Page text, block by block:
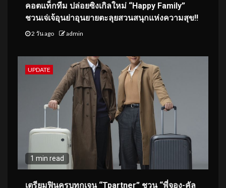
คอตแท็กทีม ปล่อยซิงเกิลใหม่ “Happy Family”
ชวนเจ่เจ้อุนย่าอุนยายตะลุยสวนสนุกแห่งความสุข!!
2 วัน ago admin
UPDATE
1 min read
เตรียมฟินครบทุกเจน “Tpartner” ชวน “พี่จอง-คัล